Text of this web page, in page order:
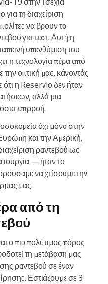
19 στην Τσεχία
τη διαχείριση
να βρουν το
για τεστ. Αυτή η
υπενθύμιση του
η τεχνολογία πέρα από
οπτική μας, κάνοντάς
ότι η Reservio δεν ήταν
αλλά μια
επιρροή.
όχι μόνο στην
και την Αμερική,
ραντεβού ως
— ήταν το
να χτίσουμε την
μας.
από τη
ο πιο πολύτιμος πόρος
τη μετάβασή μας
ραντεβού σε έναν
Εστιάζουμε σε 3